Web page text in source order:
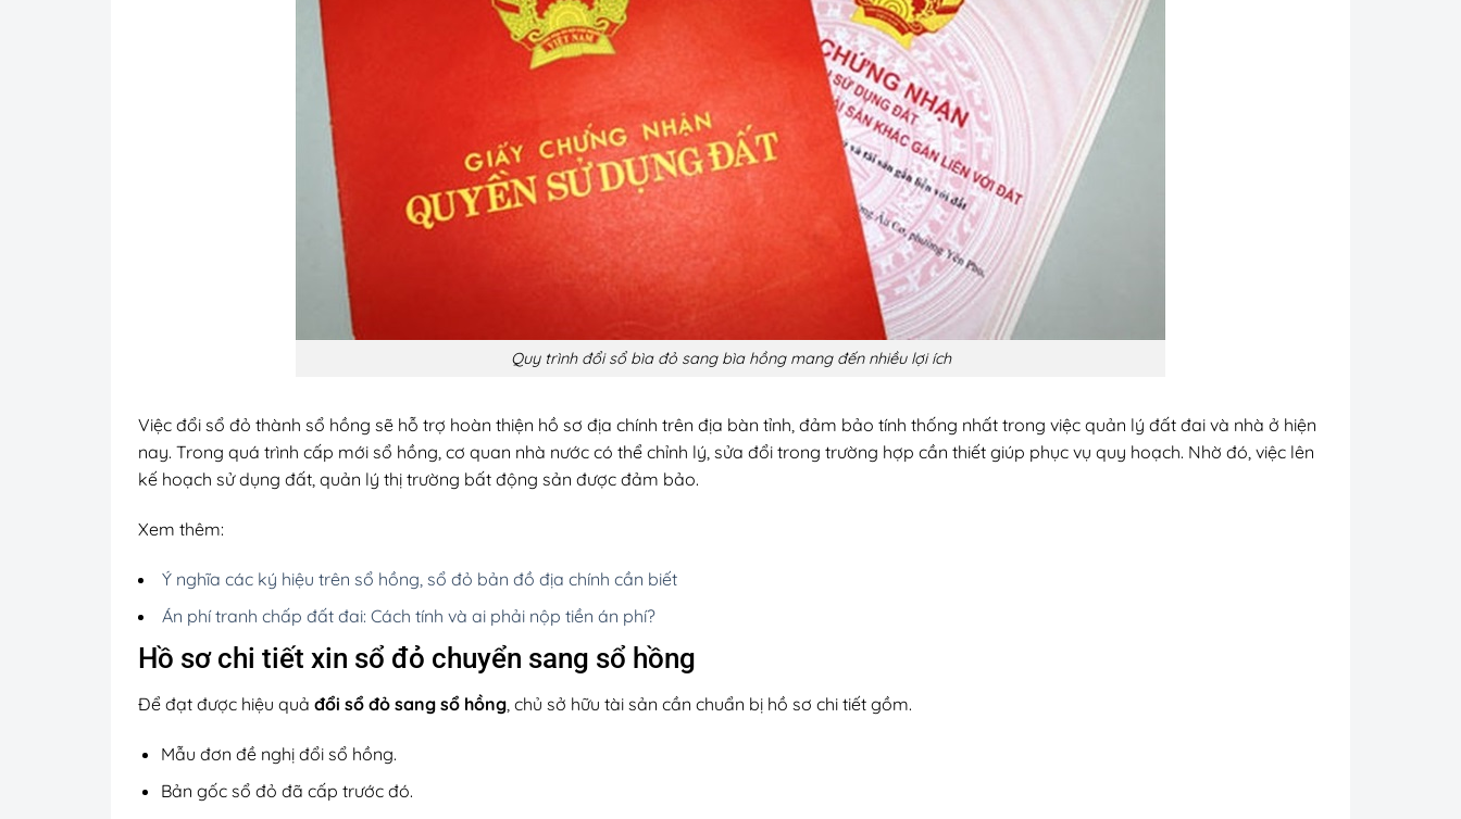
Quy trình đổi sổ bìa đỏ sang bìa hồng mang đến nhiều lợi ích
Việc đổi sổ đỏ thành sổ hồng sẽ hỗ trợ hoàn thiện hồ sơ địa chính trên địa bàn tỉnh, đảm bảo tính thống nhất trong việc quản lý đất đai và nhà ở hiện
nay. Trong quá trình cấp mới sổ hồng, cơ quan nhà nước có thể chỉnh lý, sửa đổi trong trường hợp cần thiết giúp phục vụ quy hoạch. Nhờ đó, việc lên
kế hoạch sử dụng đất, quản lý thị trường bất động sản được đảm bảo.
Xem thêm:
Ý nghĩa các ký hiệu trên sổ hồng, sổ đỏ bản đồ địa chính cần biết
Án phí tranh chấp đất đai: Cách tính và ai phải nộp tiền án phí?
Hồ sơ chi tiết xin sổ đỏ chuyển sang sổ hồng
Để đạt được hiệu quả đổi sổ đỏ sang sổ hồng , chủ sở hữu tài sản cần chuẩn bị hồ sơ chi tiết gồm.
Mẫu đơn đề nghị đổi sổ hồng.
Bản gốc sổ đỏ đã cấp trước đó.